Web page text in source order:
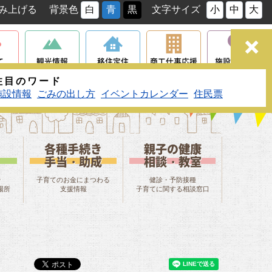
上げる 背景色 白 青 黒 文字サイズ 小 中 大
観光情報 移住定住 商工仕事応援 施設マップ
目のワード
設情報
ごみの出し方 イベントカレンダー 住民票
所
各種手続き
手当・助成
子育てのお金にまつわる
支援情報
親子の健康
相談・教室
健診・予防接種
子育てに関する相談窓口